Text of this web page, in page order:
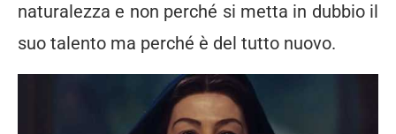
naturalezza e non perché si metta in dubbio il
suo talento ma perché è del tutto nuovo.